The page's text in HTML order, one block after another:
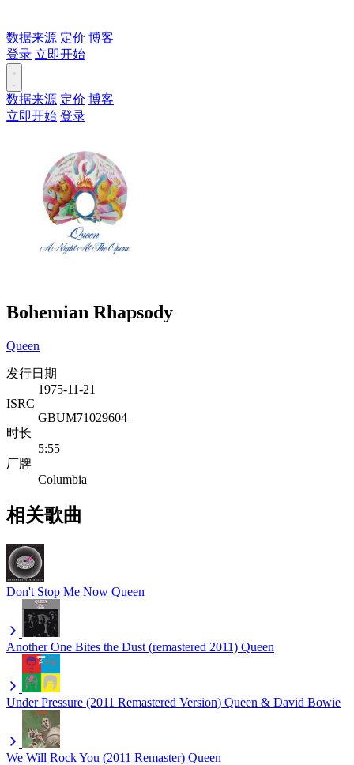
数据来源 定价 博客
登录 立即开始
数据来源 定价 博客
立即开始 登录
Bohemian Rhapsody
Queen
发行日期
1975-11-21
ISRC
GBUM71029604
时长
5:55
厂牌
Columbia
相关歌曲
Don't Stop Me Now Queen
Another One Bites the Dust (remastered 2011) Queen
Under Pressure (2011 Remastered Version) Queen & David Bowie
We Will Rock You (2011 Remaster) Queen